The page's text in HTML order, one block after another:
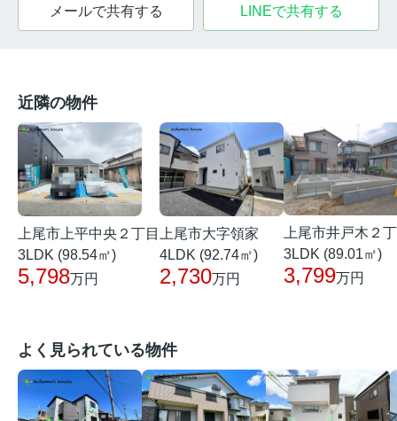
メールで共有する LINEで共有する
近隣の物件
上尾市上平中央２丁目
3LDK (98.54㎡)
5,798万円
上尾市大字領家
4LDK (92.74㎡)
2,730万円
上尾市井戸木２
3LDK (89.01㎡)
3,799万円
よく見られている物件